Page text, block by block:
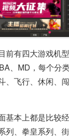
前有四大游戏机
、MD，每个分
、飞行、休闲、
基本上都是比较
列、拳皇系列、